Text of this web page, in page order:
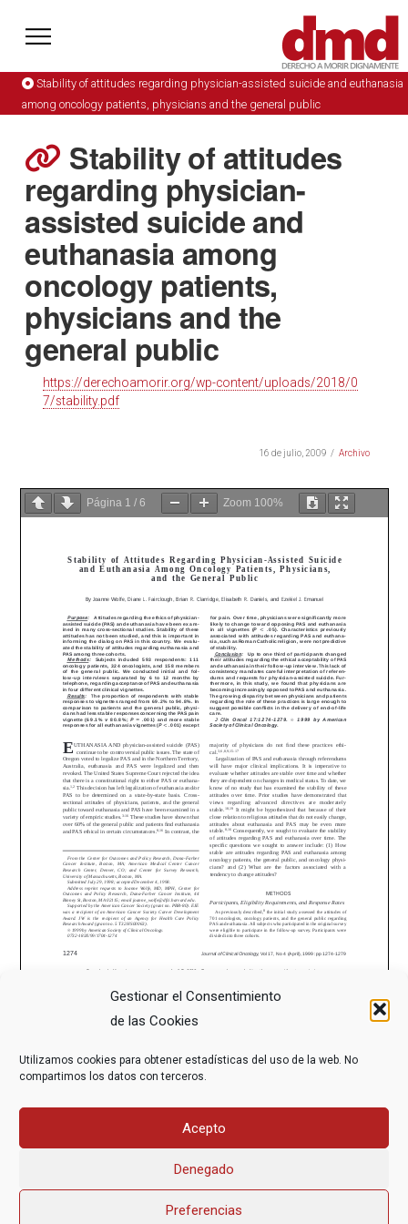
Gestionar el Consentimiento
de las Cookies
Utilizamos cookies para obtener estadísticas del uso de la web. No
compartimos los datos con terceros.
Acepto
Denegado
Preferencias
Stability of attitudes regarding physician-assisted suicide and euthanasia
among oncology patients, physicians and the general public
Stability of attitudes
regarding physician-
assisted suicide and
euthanasia among
oncology patients,
physicians and the
general public
https://derechoamorir.org/wp-content/uploads/2018/0
7/stability.pdf
16 de julio, 2009 Archivo
Página 1 /6 Zoom 100%
COMPARTE ESTE ARTÍCULO